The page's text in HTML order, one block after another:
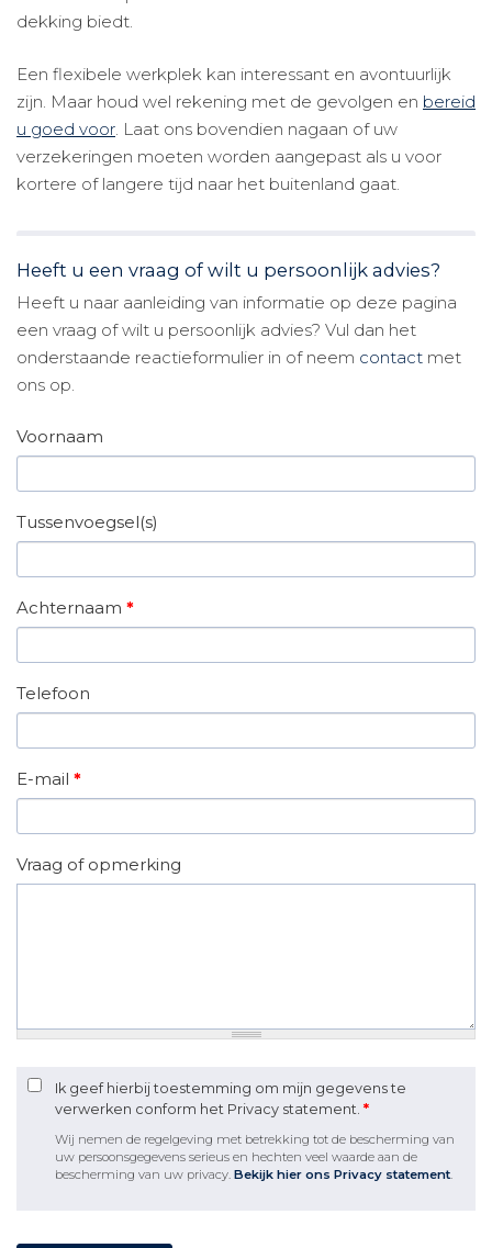
dekking biedt.
Een flexibele werkplek kan interessant en avontuurlijk
zijn. Maar houd wel rekening met de gevolgen en bereid
u goed voor . Laat ons bovendien nagaan of uw
verzekeringen moeten worden aangepast als u voor
kortere of langere tijd naar het buitenland gaat.
Heeft u een vraag of wilt u persoonlijk advies?
Heeft u naar aanleiding van informatie op deze pagina
een vraag of wilt u persoonlijk advies? Vul dan het
onderstaande reactieformulier in of neem contact met
ons op.
Voornaam
Tussenvoegsel(s)
Achternaam *
Telefoon
E-mail *
Vraag of opmerking
Ik geef hierbij toestemming om mijn gegevens te
verwerken conform het Privacy statement. *
Wij nemen de regelgeving met betrekking tot de bescherming van
uw persoonsgegevens serieus en hechten veel waarde aan de
bescherming van uw privacy. Bekijk hier ons Privacy statement.